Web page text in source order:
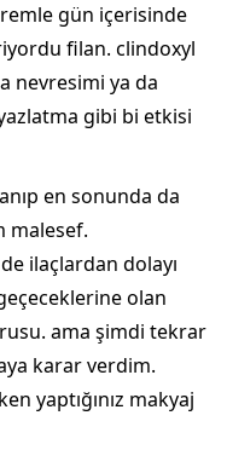
gün içerisinde
filan. clindoxyl
nevresimi ya da
gibi bi etkisi
en sonunda da
malesef.
ilaçlardan dolayı
olan
ama şimdi tekrar
karar verdim.
yaptığınız makyaj